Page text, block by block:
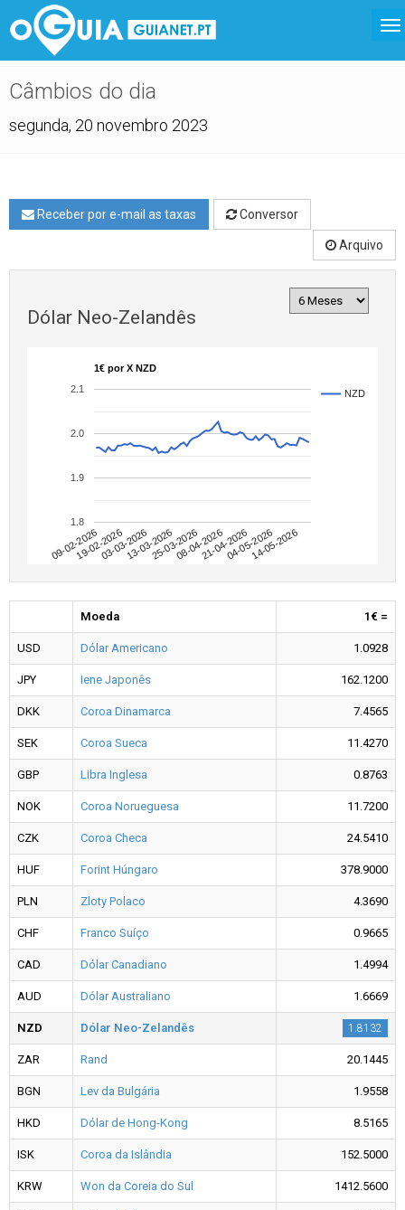
Câmbios do dia
segunda, 20 novembro 2023
Receber por e-mail as taxas Conversor
Arquivo
Dólar Neo-Zelandês
1€ por X NZD
NZD
09-02-202619-02-202603-03-202613-03-202625-03-202608-04-202621-04-202604-05-202614-05-2026
1.8
1.9
2.0
2.1
Moeda 1€ =
USD Dólar Americano 1.0928
JPY Iene Japonês 162.1200
DKK Coroa Dinamarca 7.4565
SEK Coroa Sueca 11.4270
GBP Libra Inglesa 0.8763
NOK Coroa Norueguesa 11.7200
CZK Coroa Checa 24.5410
HUF Forint Húngaro 378.9000
PLN Zloty Polaco 4.3690
CHF Franco Suíço 0.9665
CAD Dólar Canadiano 1.4994
AUD Dólar Australiano 1.6669
NZD Dólar Neo-Zelandês 1.8132
ZAR Rand 20.1445
BGN Lev da Bulgária 1.9558
HKD Dólar de Hong-Kong 8.5165
ISK Coroa da Islândia 152.5000
KRW Won da Coreia do Sul 1412.5600